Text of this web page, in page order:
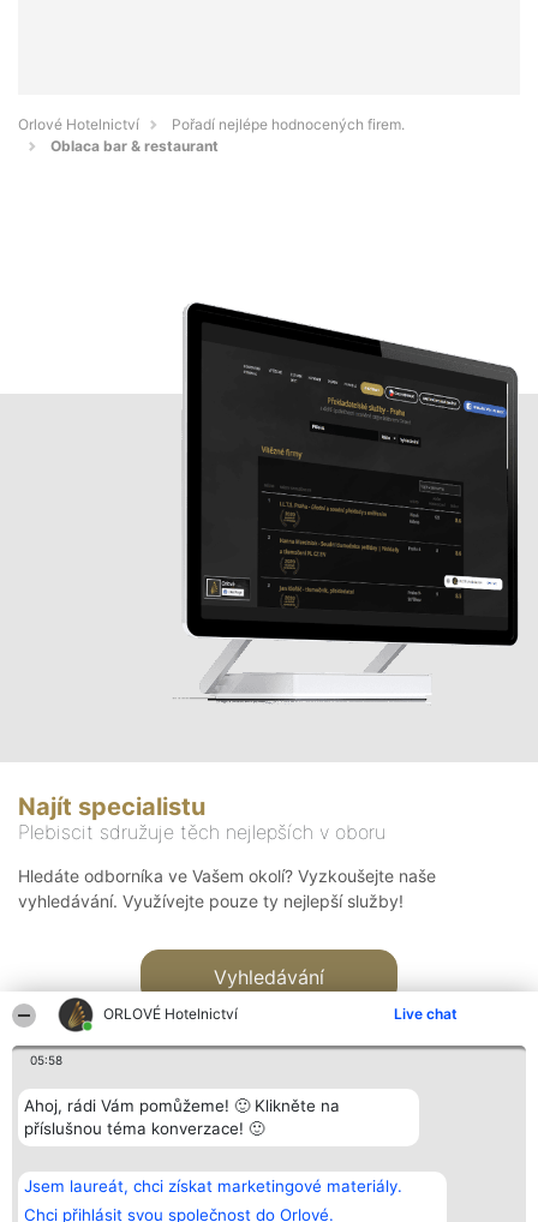
ORLOVÉ Hotelnictví Live chat
05:58
Ahoj, rádi Vám pomůžeme! 🙂 Klikněte na
příslušnou téma konverzace! 🙂
Jsem laureát, chci získat marketingové materiály.
Chci přihlásit svou společnost do Orlové.
Orlové Hotelnictví
Pořadí nejlépe hodnocených firem.
Oblaca bar & restaurant
Najít specialistu
Plebiscit sdružuje těch nejlepších v oboru
Hledáte odborníka ve Vašem okolí? Vyzkoušejte naše
vyhledávání. Využívejte pouze ty nejlepší služby!
Vyhledávání
Bright Side Solutions sp. z o.
o. sp. k.
ul. Ruska 22
Vítězové
Seznam všech
laureátů
Kontakt